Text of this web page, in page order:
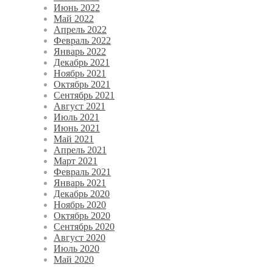
Июнь 2022
Май 2022
Апрель 2022
Февраль 2022
Январь 2022
Декабрь 2021
Ноябрь 2021
Октябрь 2021
Сентябрь 2021
Август 2021
Июль 2021
Июнь 2021
Май 2021
Апрель 2021
Март 2021
Февраль 2021
Январь 2021
Декабрь 2020
Ноябрь 2020
Октябрь 2020
Сентябрь 2020
Август 2020
Июль 2020
Май 2020